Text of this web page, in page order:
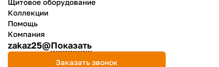
Щитовое оборудование
Коллекции
Помощь
Компания
zakaz25@Показать
Заказать звонок